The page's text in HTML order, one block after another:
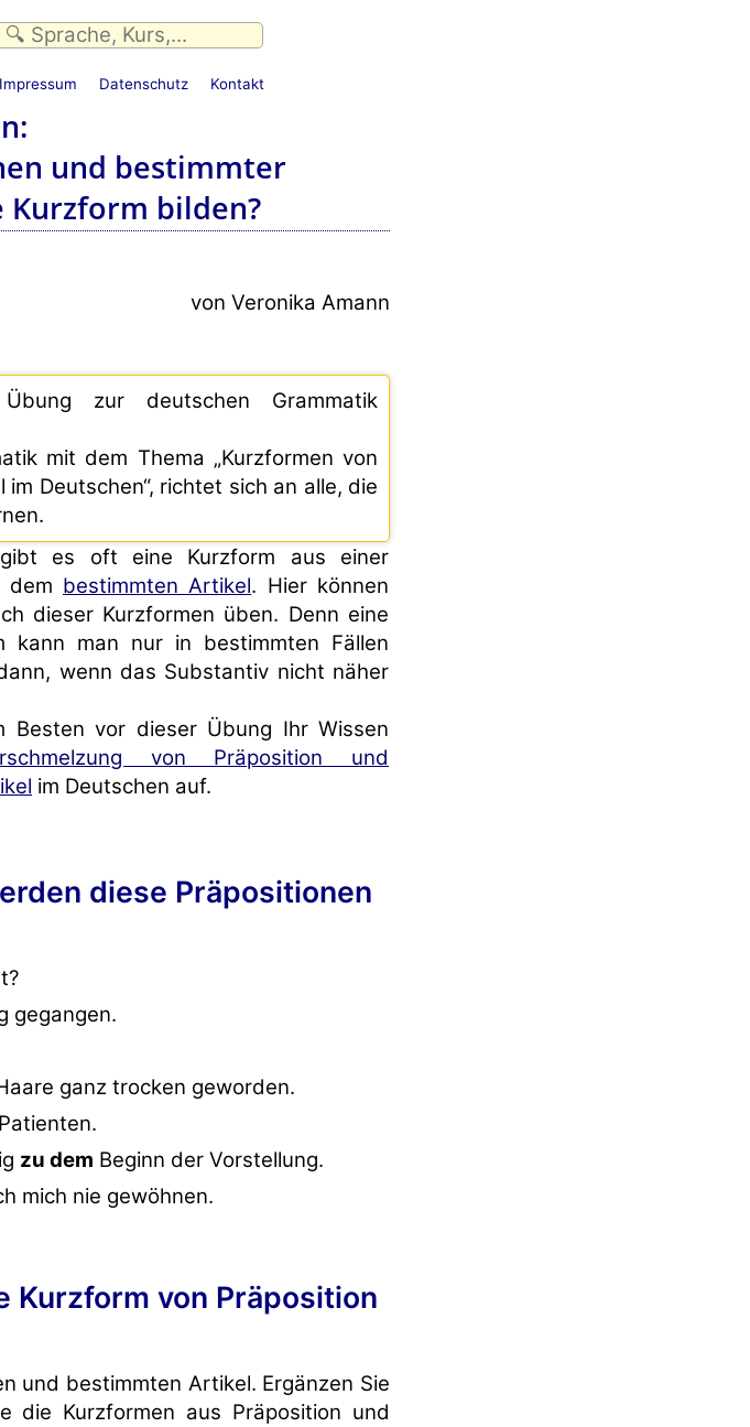
Impressum Datenschutz Kontakt
und bestimmter
bilden?
von Veronika Amann
zur deutschen Grammatik
mit dem Thema „Kurzformen von
Deutschen“, richtet sich an alle, die
es oft eine Kurzform aus einer
dem bestimmten Artikel. Hier können
dieser Kurzformen üben. Denn eine
kann man nur in bestimmten Fällen
wenn das Substantiv nicht näher
Besten vor dieser Übung Ihr Wissen
von Präposition und
im Deutschen auf.
diese Präpositionen
gegangen.
ganz trocken geworden.
zu dem Beginn der Vorstellung.
mich nie gewöhnen.
Kurzform von Präposition
und bestimmten Artikel. Ergänzen Sie
die Kurzformen aus Präposition und